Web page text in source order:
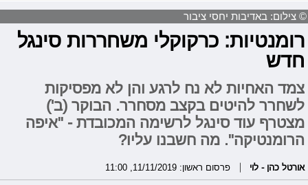
© צילום: באדיבות יחסי ציבור
רומנטיות: כרקוקלי משחררות סינגל
חדש
צמד האחיות לא נח לרגע והן לא מפסיקות
לשחרר להיטים בקצב מסחרר. הבוקר (ב')
מצטרף עוד סינגל לרשימה המכובדת - "איפה
הרומנטיקה". מה חשבנו עליו?
אורטל כהן - לוי פרסום ראשון: 11/11/2019, 11:00